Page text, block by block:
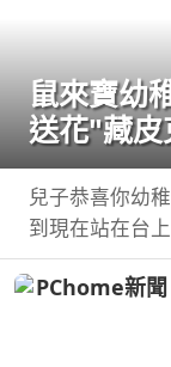
鼠來寶幼
送花"藏
【Bobo
兒子恭喜你幼
到現在站在台
大了接下來你